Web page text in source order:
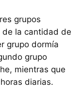
grupos
la cantidad de
grupo dormía
grupo
mientras que
diarias.